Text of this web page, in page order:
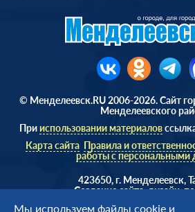
© Менделеевск.RU 2006-2026. Сайт
Менделеевского
Прииспользовании материалов
Карта сайта Правила и
работы с персональными
423650, г. Менделеевск,
Cоздание сайта, дизайн,
Мы используем файлы cookie и